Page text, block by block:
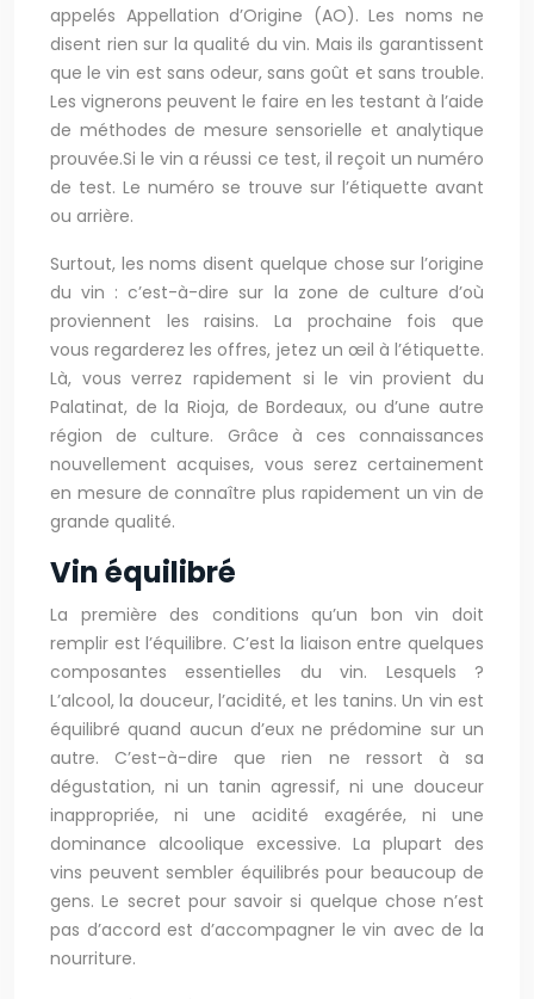
appelés Appellation d’Origine (AO). Les noms ne
disent rien sur la qualité du vin. Mais ils garantissent
que le vin est sans odeur, sans goût et sans trouble.
Les vignerons peuvent le faire en les testant à l’aide
de méthodes de mesure sensorielle et analytique
prouvée.Si le vin a réussi ce test, il reçoit un numéro
de test. Le numéro se trouve sur l’étiquette avant
ou arrière.
Surtout, les noms disent quelque chose sur l’origine
du vin : c’est-à-dire sur la zone de culture d’où
proviennent les raisins. La prochaine fois que
vous regarderez les offres, jetez un œil à l’étiquette.
Là, vous verrez rapidement si le vin provient du
Palatinat, de la Rioja, de Bordeaux, ou d’une autre
région de culture. Grâce à ces connaissances
nouvellement acquises, vous serez certainement
en mesure de connaître plus rapidement un vin de
grande qualité.
Vin équilibré
La première des conditions qu’un bon vin doit
remplir est l’équilibre. C’est la liaison entre quelques
composantes essentielles du vin. Lesquels ?
L’alcool, la douceur, l’acidité, et les tanins. Un vin est
équilibré quand aucun d’eux ne prédomine sur un
autre. C’est-à-dire que rien ne ressort à sa
dégustation, ni un tanin agressif, ni une douceur
inappropriée, ni une acidité exagérée, ni une
dominance alcoolique excessive. La plupart des
vins peuvent sembler équilibrés pour beaucoup de
gens. Le secret pour savoir si quelque chose n’est
pas d’accord est d’accompagner le vin avec de la
nourriture.